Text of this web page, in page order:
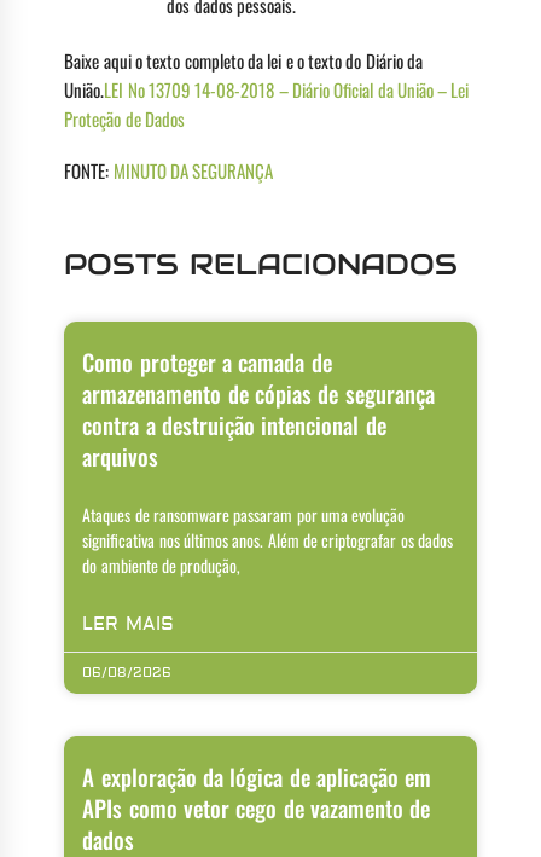
Baixe aqui o texto completo da lei e o texto do Diário da
União.LEI No 13709 14-08-2018 – Diário Oficial da União – Lei
Proteção de Dados
FONTE: MINUTO DA SEGURANÇA
POSTS RELACIONADOS
Como proteger a camada de
armazenamento de cópias de segurança
contra a destruição intencional de
arquivos
Ataques de ransomware passaram por uma evolução
significativa nos últimos anos. Além de criptografar os dados
do ambiente de produção,
LER MAIS
06/08/2026
A exploração da lógica de aplicação em
APIs como vetor cego de vazamento de
dados